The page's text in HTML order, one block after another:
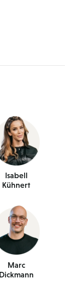
Isabell
Kühnert
Marc
Dickmann